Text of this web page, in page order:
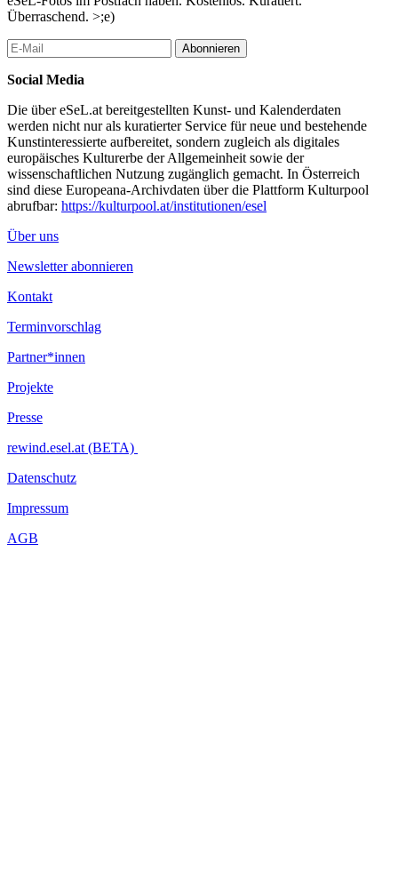
Überraschend. >;e)
Abonnieren
Social Media
Die über eSeL.at bereitgestellten Kunst- und Kalenderdaten
werden nicht nur als kuratierter Service für neue und bestehende
Kunstinteressierte aufbereitet, sondern zugleich als digitales
europäisches Kulturerbe der Allgemeinheit sowie der
wissenschaftlichen Nutzung zugänglich gemacht. In Österreich
sind diese Europeana-Archivdaten über die Plattform Kulturpool
abrufbar: https://kulturpool.at/institutionen/esel
Über uns
Newsletter abonnieren
Kontakt
Terminvorschlag
Partner*innen
Projekte
Presse
rewind.esel.at (BETA)
Datenschutz
Impressum
AGB